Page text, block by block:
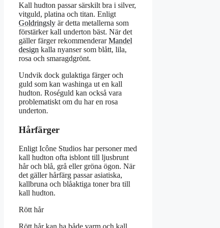
Kall hudton passar särskilt bra i silver,
vitguld, platina och titan. Enligt
Goldringsly är detta metallerna som
förstärker kall underton bäst. När det
gäller färger rekommenderarMandel
design kalla nyanser som blått, lila,
rosa och smaragdgrönt.
Undvik dock gulaktiga färger och
guld som kan washinga ut en kall
hudton. Roséguld kan också vara
problematiskt om du har en rosa
underton.
Hårfärger
Enligt Icône Studios har personer med
kall hudton ofta isblont till ljusbrunt
hår och blå, grå eller gröna ögon. När
det gäller hårfärg passar asiatiska,
kallbruna och blåaktiga toner bra till
kall hudton.
Rött hår